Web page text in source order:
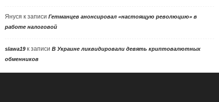
Януся к записи Гетманцев анонсировал «настоящую революцию» в
работе налоговой
slawa19 к записи В Украине ликвидировали девять криптовалютных
обменников